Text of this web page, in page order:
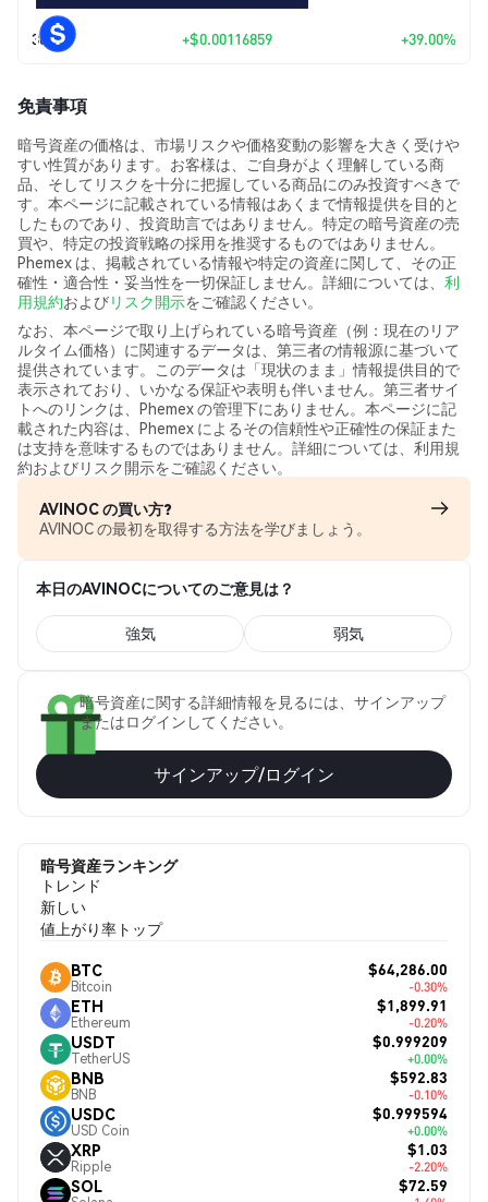
30日 +$0.00116859 +39.00%
免責事項
暗号資産の価格は、市場リスクや価格変動の影響を大きく受けや
すい性質があります。お客様は、ご自身がよく理解している商
品、そしてリスクを十分に把握している商品にのみ投資すべきで
す。本ページに記載されている情報はあくまで情報提供を目的と
したものであり、投資助言ではありません。特定の暗号資産の売
買や、特定の投資戦略の採用を推奨するものではありません。
Phemex は、掲載されている情報や特定の資産に関して、その正
確性・適合性・妥当性を一切保証しません。詳細については、 利
用規約およびリスク開示をご確認ください。
なお、本ページで取り上げられている暗号資産（例：現在のリア
ルタイム価格）に関連するデータは、第三者の情報源に基づいて
提供されています。このデータは「現状のまま」情報提供目的で
表示されており、いかなる保証や表明も伴いません。第三者サイ
トへのリンクは、Phemex の管理下にありません。本ページに記
載された内容は、Phemex によるその信頼性や正確性の保証また
は支持を意味するものではありません。詳細については、利用規
約およびリスク開示をご確認ください。
AVINOC の買い方?
AVINOC の最初を取得する方法を学びましょう。
本日のAVINOCについてのご意見は？
強気 弱気
暗号資産に関する詳細情報を見るには、サインアップ
またはログインしてください。
サインアップ/ログイン
暗号資産ランキング
トレンド
新しい
値上がり率トップ
BTC
Bitcoin
$64,286.00
-0.30%
ETH
Ethereum
$1,899.91
-0.20%
USDT
TetherUS
$0.999209
+0.00%
BNB
BNB
$592.83
-0.10%
USDC
USD Coin
$0.999594
+0.00%
XRP
Ripple
$1.03
-2.20%
SOL $72.59